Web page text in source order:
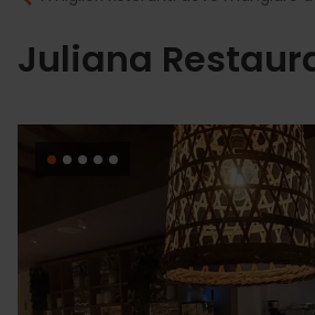
navigation
Juliana